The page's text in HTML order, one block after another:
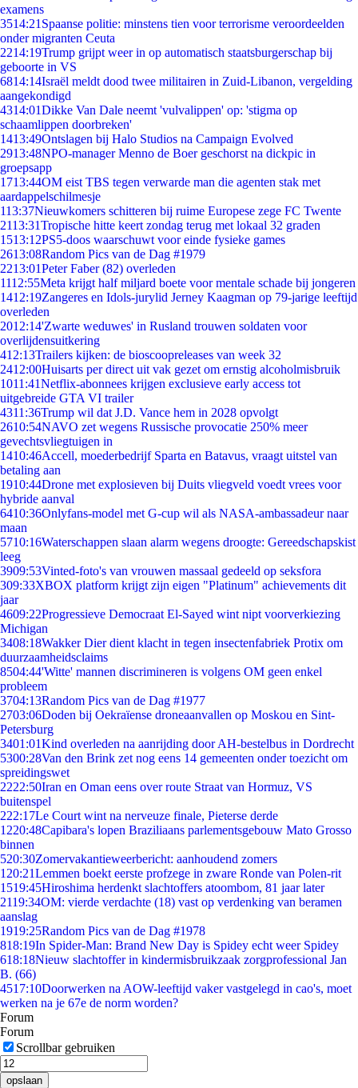
examens
3514:21 Spaanse politie: minstens tien voor terrorisme veroordeelden
onder migranten Ceuta
2214:19Trump grijpt weer in op automatisch staatsburgerschap bij
geboorte in VS
6814:14Israël meldt dood twee militairen in Zuid-Libanon, vergelding
aangekondigd
4314:01Dikke Van Dale neemt 'vulvalippen' op: 'stigma op
schaamlippen doorbreken'
1413:49Ontslagen bij Halo Studios na Campaign Evolved
2913:48NPO-manager Menno de Boer geschorst na dickpic in
groepsapp
1713:44OM eist TBS tegen verwarde man die agenten stak met
aardappelschilmesje
113:37Nieuwkomers schitteren bij ruime Europese zege FC Twente
2113:31Tropische hitte keert zondag terug met lokaal 32 graden
1513:12PS5-doos waarschuwt voor einde fysieke games
2613:08Random Pics van de Dag #1979
2213:01Peter Faber (82) overleden
1112:55Meta krijgt half miljard boete voor mentale schade bij jongeren
1412:19Zangeres en Idols-jurylid Jerney Kaagman op 79-jarige leeftijd
overleden
2012:14'Zwarte weduwes' in Rusland trouwen soldaten voor
overlijdensuitkering
412:13Trailers kijken: de bioscoopreleases van week 32
2412:00Huisarts per direct uit vak gezet om ernstig alcoholmisbruik
1011:41Netflix-abonnees krijgen exclusieve early access tot
uitgebreide GTA VI trailer
4311:36Trump wil dat J.D. Vance hem in 2028 opvolgt
2610:54NAVO zet wegens Russische provocatie 250% meer
gevechtsvliegtuigen in
1410:46Accell, moederbedrijf Sparta en Batavus, vraagt uitstel van
betaling aan
1910:44Drone met explosieven bij Duits vliegveld voedt vrees voor
hybride aanval
6410:36Onlyfans-model met G-cup wil als NASA-ambassadeur naar
maan
5710:16Waterschappen slaan alarm wegens droogte: Gereedschapskist
leeg
3909:53Vinted-foto's van vrouwen massaal gedeeld op seksfora
309:33XBOX platform krijgt zijn eigen "Platinum" achievements dit
jaar
4609:22Progressieve Democraat El-Sayed wint nipt voorverkiezing
Michigan
3408:18Wakker Dier dient klacht in tegen insectenfabriek Protix om
duurzaamheidsclaims
8504:44'Witte' mannen discrimineren is volgens OM geen enkel
probleem
3704:13Random Pics van de Dag #1977
2703:06Doden bij Oekraïense droneaanvallen op Moskou en Sint-
Petersburg
3401:01Kind overleden na aanrijding door AH-bestelbus in Dordrecht
5300:28Van den Brink zet nog eens 14 gemeenten onder toezicht om
spreidingswet
2222:50Iran en Oman eens over route Straat van Hormuz, VS
buitenspel
222:17Le Court wint na nerveuze finale, Pieterse derde
1220:48Capibara's lopen Braziliaans parlementsgebouw Mato Grosso
binnen
520:30Zomervakantieweerbericht: aanhoudend zomers
1 20:21Lemmen boekt eerste profzege in zware Ronde van Polen-rit
1519:45Hiroshima herdenkt slachtoffers atoombom, 81 jaar later
2119:34OM: vierde verdachte (18) vast op verdenking van beramen
aanslag
1919:25Random Pics van de Dag #1978
818:19In Spider-Man: Brand New Day is Spidey echt weer Spidey
618:18Nieuw slachtoffer in kindermisbruikzaak zorgprofessional Jan
B. (66)
4517:10Doorwerken na AOW-leeftijd vaker vastgelegd in cao's, moet
werken na je 67e de norm worden?
Forum
Forum
Scrollbar gebruiken
opslaan